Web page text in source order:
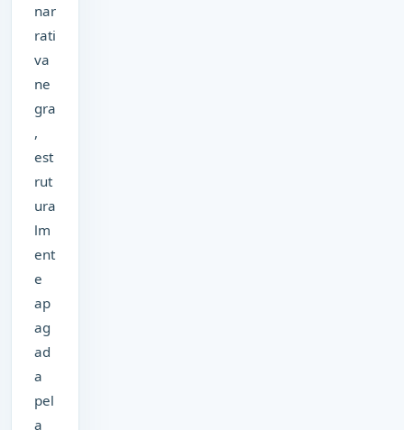
nar
rati
va
ne
gra
,
est
rut
ura
lm
ent
e
ap
ag
ad
a
pel
a